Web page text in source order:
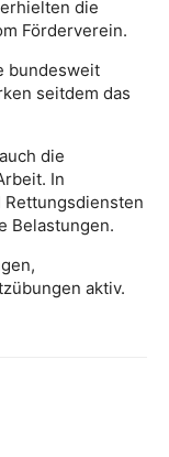
die
Förderverein.
bundesweit
seitdem das
die
In
Rettungsdiensten
Belastungen.
aktiv.